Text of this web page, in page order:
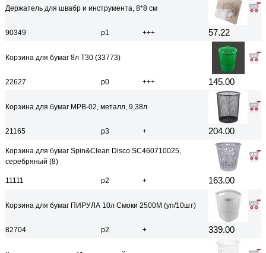
Держатель для швабр и инструмента, 8*8 см
90349 р1 +++ 57.22
Корзина для бумаг 8л Т30 (33773)
22627 р0 +++ 145.00
Корзина для бумаг MPB-02, металл, 9,38л
21165 р3 + 204.00
Корзина для бумаг Spin&Clean Disco SC460710025,
серебряный (8)
11111 р2 + 163.00
Корзина для бумаг ПИРУЛА 10л Смоки 2500M (уп/10шт)
82704 р2 + 339.00